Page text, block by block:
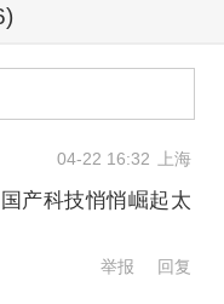
260亿美元，
。中际旭创表
客户需求和订
能逐步释放
04-22 16:32 上海
产科技悄悄崛起太
举报 回复